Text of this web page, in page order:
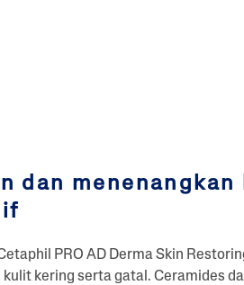
dan
PRO AD Derma Skin
kering serta gatal. Ceramides